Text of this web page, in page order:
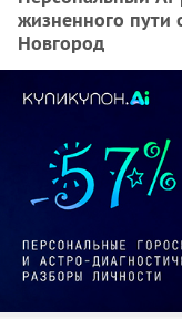
жизненного пути
Новгород